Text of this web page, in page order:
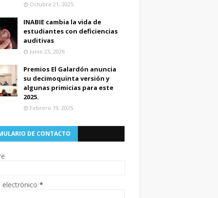
Octubre 21, 2025
INABIE cambia la vida de
estudiantes con deficiencias
auditivas
Junio 23, 2026
Premios El Galardón anuncia
su decimoquinta versión y
algunas primicias para este
2025.
Febrero 19, 2025
DE CONTACTO
electrónico *